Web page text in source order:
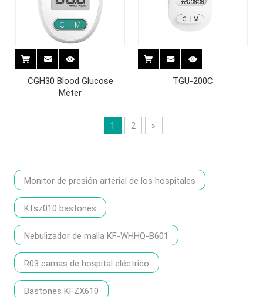
CGH30 Blood Glucose
Meter
TGU-200C
1 2 »
Monitor de presión arterial de los hospitales
Kfsz010 bastones
Nebulizador de malla KF-WHHQ-B601
R03 camas de hospital eléctrico
Bastones KFZX610